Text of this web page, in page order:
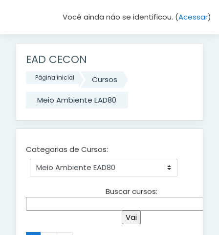
Você ainda não se identificou. (Acessar)
EAD CECON
Página inicial
Cursos
Meio Ambiente EAD80
Categorias de Cursos: